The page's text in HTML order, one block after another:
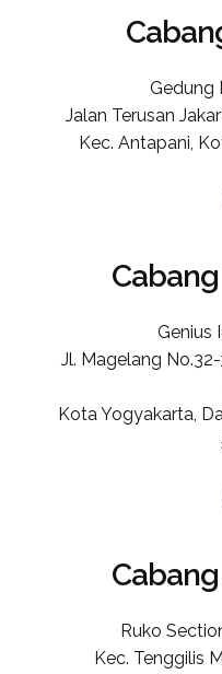
Gedung
Jalan Terusan
Kec. Antapani,
Genius
Jl. Magelang
Kota Yogyakarta,
Ruko
Kec. Tenggilis